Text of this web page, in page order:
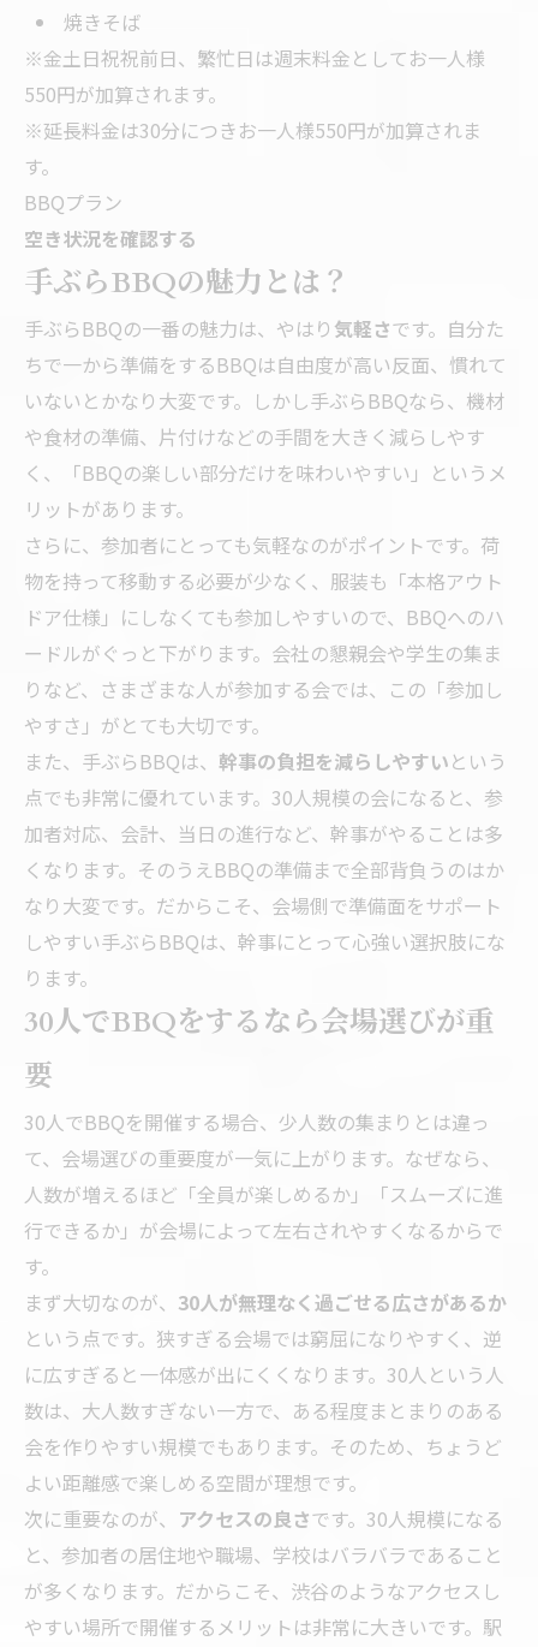
焼きそば
※金土日祝祝前日、繁忙日は週末料金としてお一人様
550円が加算されます。
※延長料金は30分につきお一人様550円が加算されま
す。
BBQプラン
空き状況を確認する
手ぶらBBQの魅力とは？
手ぶらBBQの一番の魅力は、やはり 気軽さです。自分た
ちで一から準備をするBBQは自由度が高い反面、慣れて
いないとかなり大変です。しかし手ぶらBBQなら、機材
や食材の準備、片付けなどの手間を大きく減らしやす
く、「BBQの楽しい部分だけを味わいやすい」というメ
リットがあります。
さらに、参加者にとっても気軽なのがポイントです。荷
物を持って移動する必要が少なく、服装も「本格アウト
ドア仕様」にしなくても参加しやすいので、BBQへのハ
ードルがぐっと下がります。会社の懇親会や学生の集ま
りなど、さまざまな人が参加する会では、この「参加し
やすさ」がとても大切です。
また、手ぶらBBQは、 幹事の負担を減らしやすいという
点でも非常に優れています。30人規模の会になると、参
加者対応、会計、当日の進行など、幹事がやることは多
くなります。そのうえBBQの準備まで全部背負うのはか
なり大変です。だからこそ、会場側で準備面をサポート
しやすい手ぶらBBQは、幹事にとって心強い選択肢にな
ります。
30人でBBQをするなら会場選びが重
要
30人でBBQを開催する場合、少人数の集まりとは違っ
て、会場選びの重要度が一気に上がります。なぜなら、
人数が増えるほど「全員が楽しめるか」「スムーズに進
行できるか」が会場によって左右されやすくなるからで
す。
まず大切なのが、 30人が無理なく過ごせる広さがあるか
という点です。狭すぎる会場では窮屈になりやすく、逆
に広すぎると一体感が出にくくなります。30人という人
数は、大人数すぎない一方で、ある程度まとまりのある
会を作りやすい規模でもあります。そのため、ちょうど
よい距離感で楽しめる空間が理想です。
次に重要なのが、 アクセスの良さです。30人規模になる
と、参加者の居住地や職場、学校はバラバラであること
が多くなります。だからこそ、渋谷のようなアクセスし
やすい場所で開催するメリットは非常に大きいです。駅